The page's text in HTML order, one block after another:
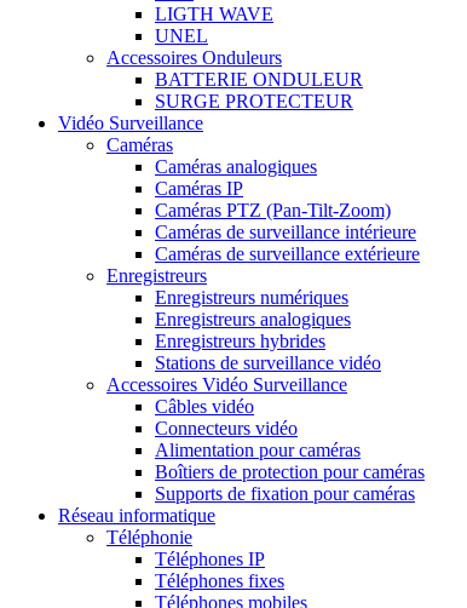
LIGTH WAVE
UNEL
Accessoires Onduleurs
BATTERIE ONDULEUR
SURGE PROTECTEUR
Vidéo Surveillance
Caméras
Caméras analogiques
Caméras IP
Caméras PTZ (Pan-Tilt-Zoom)
Caméras de surveillance intérieure
Caméras de surveillance extérieure
Enregistreurs
Enregistreurs numériques
Enregistreurs analogiques
Enregistreurs hybrides
Stations de surveillance vidéo
Accessoires Vidéo Surveillance
Câbles vidéo
Connecteurs vidéo
Alimentation pour caméras
Boîtiers de protection pour caméras
Supports de fixation pour caméras
Réseau informatique
Téléphonie
Téléphones IP
Téléphones fixes
Téléphones mobiles